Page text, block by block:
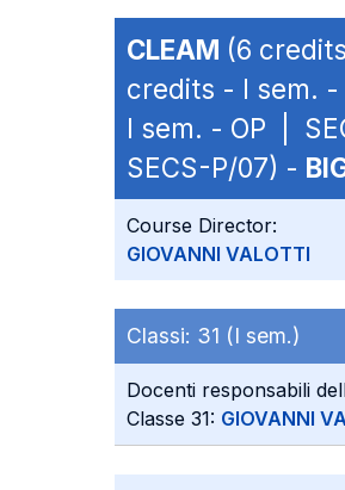
CLEAM (6
credits - I sem.
I sem. - OP |
SECS-P/07) -
Course Director:
GIOVANNI VALOTTI
Classi: 31 (I sem.)
Docenti responsabili
Classe 31: GIOVANNI